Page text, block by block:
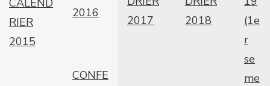
RIER
2015
2016
CONFE
2017
2018
(1e
r
se
me